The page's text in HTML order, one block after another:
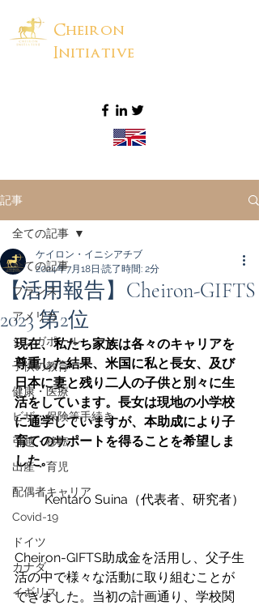
Cheiron
Initiative
記事
全ての記事
フランス
アメリカ
シンガポール
子供の教育
健康・医療
ビザ・保険等手続き
引越・移転
出産・育児
配偶者キャリア
Covid-19
ドイツ
カナダ
イギリス
全ての記事
【活用報告】Cheiron-GIFTS
2023 第2位
ケイロン・イニシアチブ
2024年7月18日 読了時間: 2分
現在、私たち家族は各々のキャリアを
尊重した結果、米国に私と長女、及び
日本に妻と残り二人の子供と別々に生
活をしています。長女は現地の小学校
に通学していますが、本助成により子
育てのサポートを得ることを希望しま
した。
Kentaro Suina（代表者、研究者）
Cheiron-GIFTS助成金を活用し、父子生
活の中で様々な活動に取り組むことが
できました。当初の計画通り、学校関